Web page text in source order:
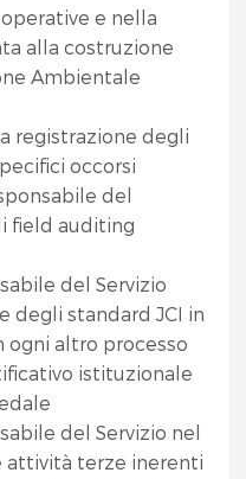
e nella
alla costruzione
Ambientale
registrazione degli
occorsi
del
field auditing
del Servizio
degli standard JCI in
ogni altro processo
istituzionale
del Servizio nel
terze inerenti